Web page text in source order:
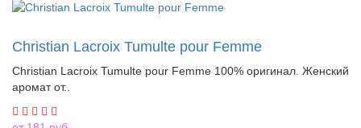
Christian Lacroix Tumulte pour Femme
Christian Lacroix Tumulte pour Femme 100% оригинал. Женский
аромат от..